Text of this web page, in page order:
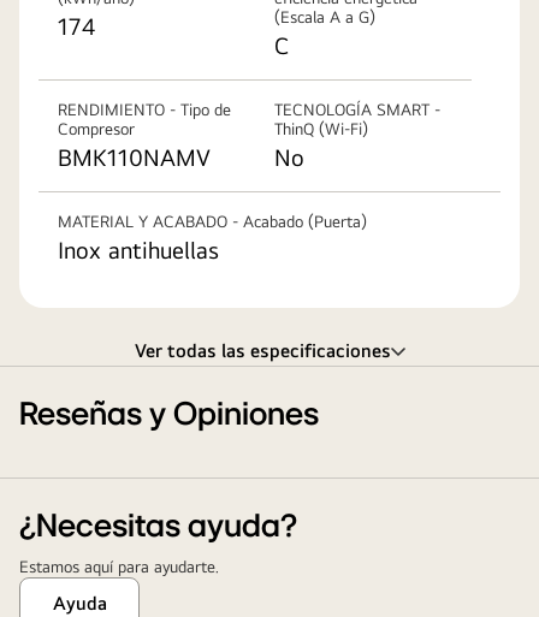
174
(Escala A a G)
C
RENDIMIENTO - Tipo de
Compresor
BMK110NAMV
TECNOLOGÍA SMART -
ThinQ (Wi-Fi)
No
MATERIAL Y ACABADO - Acabado (Puerta)
Inox antihuellas
Ver todas las especificaciones
Reseñas y Opiniones
¿Necesitas ayuda?
Estamos aquí para ayudarte.
Ayuda